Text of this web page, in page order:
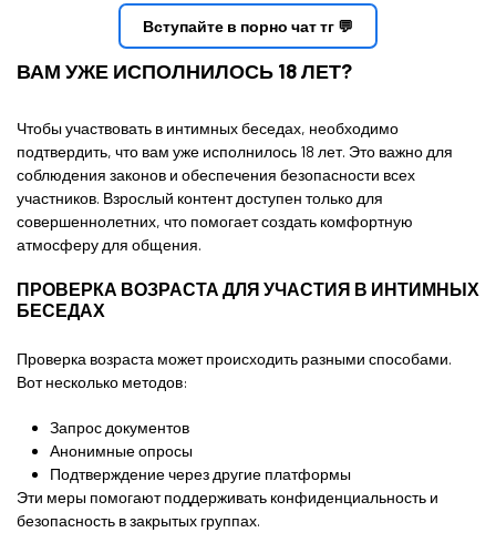
Вступайте в порно чат тг 💬
ВАМ УЖЕ ИСПОЛНИЛОСЬ 18 ЛЕТ?
Чтобы участвовать в интимных беседах, необходимо
подтвердить, что вам уже исполнилось 18 лет. Это важно для
соблюдения законов и обеспечения безопасности всех
участников. Взрослый контент доступен только для
совершеннолетних, что помогает создать комфортную
атмосферу для общения.
ПРОВЕРКА ВОЗРАСТА ДЛЯ УЧАСТИЯ В ИНТИМНЫХ
БЕСЕДАХ
Проверка возраста может происходить разными способами.
Вот несколько методов:
Запрос документов
Анонимные опросы
Подтверждение через другие платформы
Эти меры помогают поддерживать конфиденциальность и
безопасность в закрытых группах.